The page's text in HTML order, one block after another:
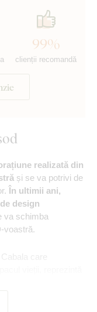
99%
clienții recomandă
realizată din
și se va potrivi de
În ultimii ani,
design
va schimba
voastră.